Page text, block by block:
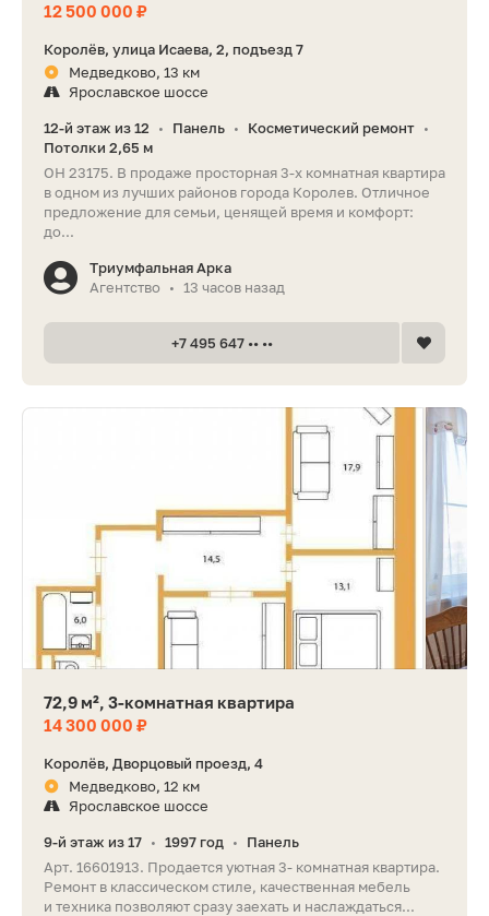
12 500 000 ₽
Королёв, улица Исаева, 2, подъезд 7
Медведково, 13 км
Ярославское шоссе
12-й этаж из 12 • Панель • Косметический ремонт •
Потолки 2,65 м
ОН 23175. В продаже просторная 3-х комнатная квартира
в одном из лучших районов города Королев. Отличное
предложение для семьи, ценящей время и комфорт:
до...
Триумфальная Арка
Агентство
• 13 часов назад
+7 495 647 •• ••
72,9 м², 3-комнатная квартира
14 300 000 ₽
Королёв, Дворцовый проезд, 4
Медведково, 12 км
Ярославское шоссе
9-й этаж из 17 • 1997 год •
Панель
Арт. 16601913. Продается уютная 3- комнатная квартира.
Ремонт в классическом стиле, качественная мебель
и техника позволяют сразу заехать и наслаждаться...